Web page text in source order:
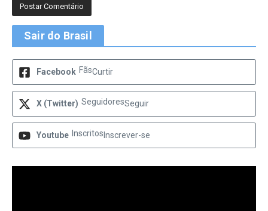
Sair do Brasil
Facebook FãsCurtir
X (Twitter) SeguidoresSeguir
Youtube Inscritos Inscrever-se